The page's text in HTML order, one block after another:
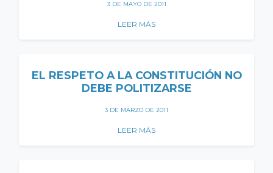
3 DE MAYO DE 2011
LEER MÁS
EL RESPETO A LA CONSTITUCIÓN NO
DEBE POLITIZARSE
3 DE MARZO DE 2011
LEER MÁS